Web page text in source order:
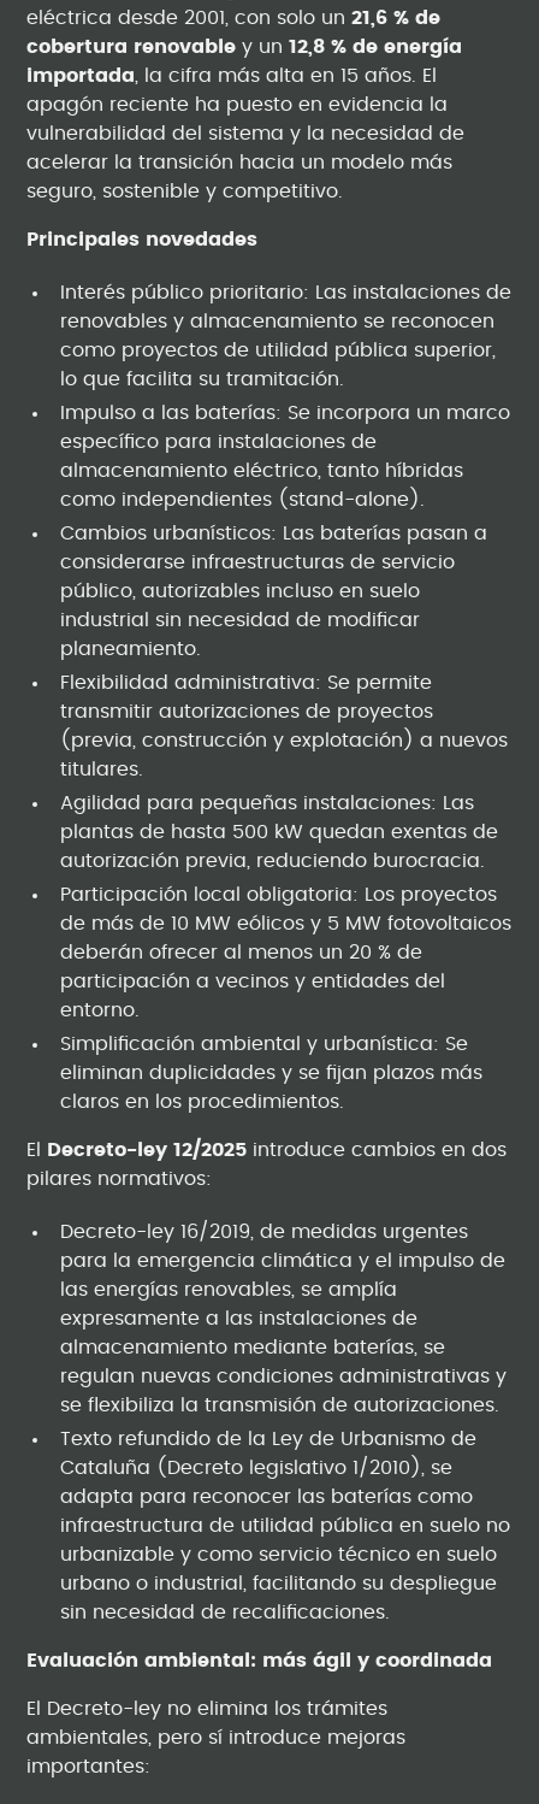
eléctrica desde 2001, con solo un21,6 % de
cobertura renovable y un12,8 % de energía
importada , la cifra más alta en 15 años. El
apagón reciente ha puesto en evidencia la
vulnerabilidad del sistema y la necesidad de
acelerar la transición hacia un modelo más
seguro, sostenible y competitivo.
Principales novedades
Interés público prioritario: Las instalaciones de
renovables y almacenamiento se reconocen
como proyectos de utilidad pública superior,
lo que facilita su tramitación.
Impulso a las baterías: Se incorpora un marco
específico para instalaciones de
almacenamiento eléctrico, tanto híbridas
como independientes (stand-alone).
Cambios urbanísticos: Las baterías pasan a
considerarse infraestructuras de servicio
público, autorizables incluso en suelo
industrial sin necesidad de modificar
planeamiento.
Flexibilidad administrativa: Se permite
transmitir autorizaciones de proyectos
(previa, construcción y explotación) a nuevos
titulares.
Agilidad para pequeñas instalaciones: Las
plantas de hasta 500 kW quedan exentas de
autorización previa, reduciendo burocracia.
Participación local obligatoria: Los proyectos
de más de 10 MW eólicos y 5 MW fotovoltaicos
deberán ofrecer al menos un 20 % de
participación a vecinos y entidades del
entorno.
Simplificación ambiental y urbanística: Se
eliminan duplicidades y se fijan plazos más
claros en los procedimientos.
El Decreto-ley 12/2025 introduce cambios en dos
pilares normativos:
Decreto-ley 16/2019, de medidas urgentes
para la emergencia climática y el impulso de
las energías renovables, se amplía
expresamente a las instalaciones de
almacenamiento mediante baterías, se
regulan nuevas condiciones administrativas y
se flexibiliza la transmisión de autorizaciones.
Texto refundido de la Ley de Urbanismo de
Cataluña (Decreto legislativo 1/2010), se
adapta para reconocer las baterías como
infraestructura de utilidad pública en suelo no
urbanizable y como servicio técnico en suelo
urbano o industrial, facilitando su despliegue
sin necesidad de recalificaciones.
Evaluación ambiental: más ágil y coordinada
El Decreto-ley no elimina los trámites
ambientales, pero sí introduce mejoras
importantes: